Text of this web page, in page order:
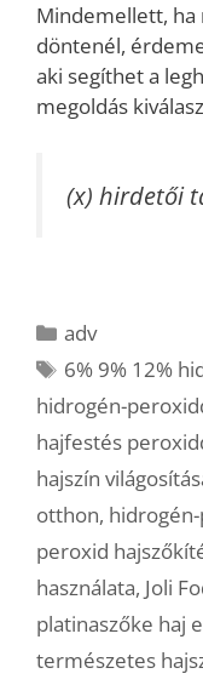
Mindemellett, ha
döntenél,
aki segíthet a
megoldás
(x) hirdetői
Kategória
adv
Címkék
6% 9% 12%
hidrogén-
hajfestés
hajszín
otthon,
peroxid
használata, Joli
platinaszőke haj
természetes